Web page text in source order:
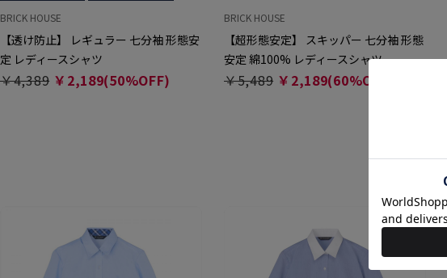
BRICK HOUSE
【透け防止】 レギュラー 七分袖 形態安
定 レディースシャツ
￥4,389 ￥2,189(50%OFF)
BRICK HOUSE
【超形態安定】 スキッパー 七分袖 形態
安定 綿100% レディースシャツ
￥5,489 ￥2,189(60%OFF)